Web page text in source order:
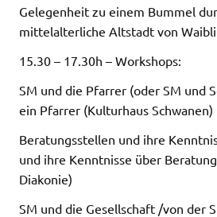
Gelegenheit zu einem Bummel
mittelalterliche Altstadt von
15.30 – 17.30h – Workshops:
SM und die Pfarrer (oder SM und
ein Pfarrer (Kulturhaus Schwanen)
Beratungsstellen und ihre
und ihre Kenntnisse über
Diakonie)
SM und die Gesellschaft /von der